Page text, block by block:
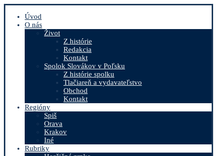
Úvod
O nás
Život
Z histórie
Redakcia
Kontakt
Spolok Slovákov v Poľsku
Z histórie spolku
Tlačiareň a vydavateľstvo
Obchod
Kontakt
Regióny
Spiš
Orava
Krakov
Iné
Rubriky